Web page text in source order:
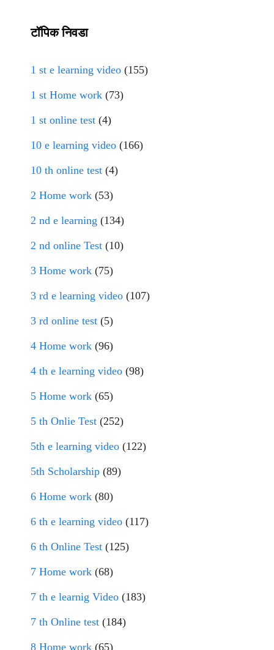
टॉपिक निवडा
1 st e learning video (155)
1 st Home work (73)
1 st online test (4)
10 e learning video (166)
10 th online test (4)
2 Home work (53)
2 nd e learning (134)
2 nd online Test (10)
3 Home work (75)
3 rd e learning video (107)
3 rd online test (5)
4 Home work (96)
4 th e learning video (98)
5 Home work (65)
5 th Onlie Test (252)
5th e learning video (122)
5th Scholarship (89)
6 Home work (80)
6 th e learning video (117)
6 th Online Test (125)
7 Home work (68)
7 th e learnig Video (183)
7 th Online test (184)
8 Home work (65)